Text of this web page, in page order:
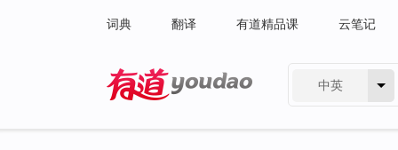
词典 翻译 有道精品课 云笔记
中英